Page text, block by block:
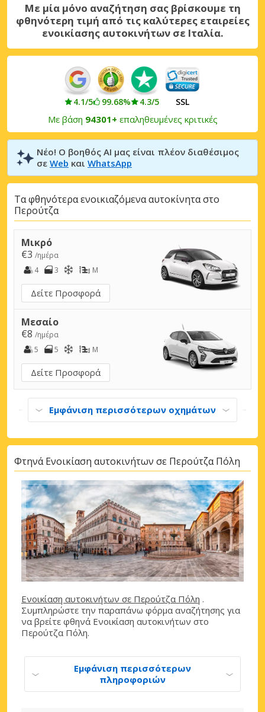
Με μία μόνο αναζήτηση σας βρίσκουμε τη
φθηνότερη τιμή από τις καλύτερες εταιρείες
ενοικίασης αυτοκινήτων σε Ιταλία.
4.1/5 99.68% 4.3/5 SSL
Με βάση 94301+ επαληθευμένες κριτικές
Νέο! Ο βοηθός AI μας είναι πλέον διαθέσιμος
σε Web και WhatsApp
Τα φθηνότερα ενοικιαζόμενα αυτοκίνητα στο
Περούτζα
Μικρό
€3 /ημέρα
4
3 M
Δείτε Προσφορά
Μεσαίο
€8 /ημέρα
5
5 M
Δείτε Προσφορά
Εμφάνιση περισσότερων οχημάτων
Φτηνά Ενοικίαση αυτοκινήτων σε Περούτζα Πόλη
Ενοικίαση αυτοκινήτων σε Περούτζα Πόλη .
Συμπληρώστε την παραπάνω φόρμα αναζήτησης για
να βρείτε φθηνά Ενοικίαση αυτοκινήτων στο
Περούτζα Πόλη.
Εμφάνιση περισσότερων
πληροφοριών